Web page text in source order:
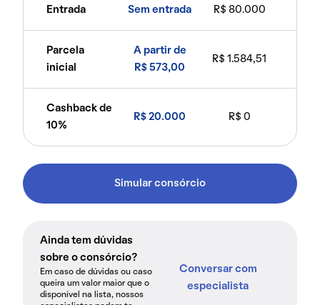
Entrada Sem entrada R$ 80.000
Parcela
inicial
A partir de
R$ 573,00
R$ 1.584,51
Cashback de
10%
R$ 20.000 R$ 0
Simular consórcio
Ainda tem dúvidas
sobre o consórcio?
Em caso de dúvidas ou caso
queira um valor maior que o
disponível na lista, nossos
Conversar com
especialista